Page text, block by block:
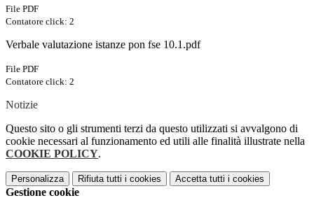
File PDF
Contatore click: 2
Verbale valutazione istanze pon fse 10.1.pdf
File PDF
Contatore click: 2
Notizie
Questo sito o gli strumenti terzi da questo utilizzati si avvalgono di
cookie necessari al funzionamento ed utili alle finalità illustrate nella
COOKIE POLICY.
Personalizza Rifiuta tutti i cookies Accetta tutti i cookies
Gestione cookie